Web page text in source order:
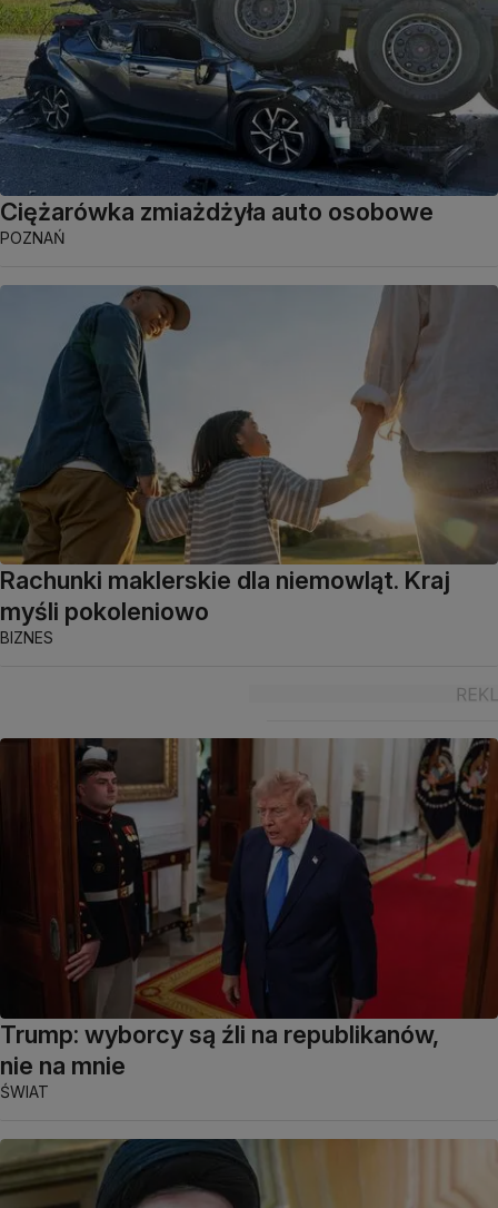
Ciężarówka zmiażdżyła auto osobowe
POZNAŃ
Rachunki maklerskie dla niemowląt. Kraj
myśli pokoleniowo
BIZNES
Trump: wyborcy są źli na republikanów,
nie na mnie
ŚWIAT